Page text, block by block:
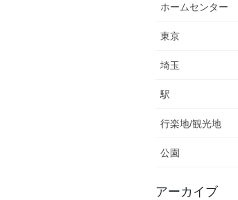
ホームセンター
東京
埼玉
駅
行楽地/観光地
公園
アーカイブ